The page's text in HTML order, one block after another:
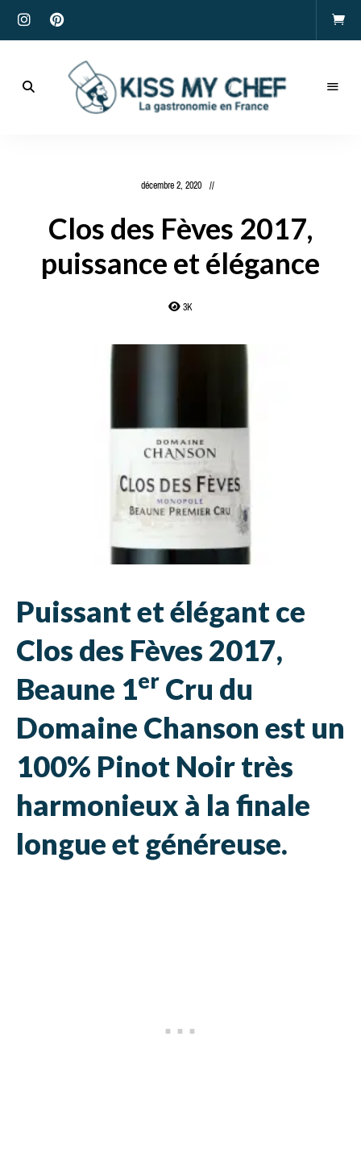
décembre 2, 2020
Clos des Fèves 2017,
puissance et élégance
3K
Puissant et élégant ce
Clos des Fèves 2017,
Beaune 1er Cru du
Domaine Chanson est un
100% Pinot Noir très
harmonieux à la finale
longue et généreuse.